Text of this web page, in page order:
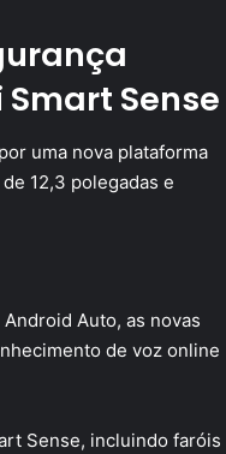
Sense
uma nova plataforma
12,3 polegadas e
Auto, as novas
de voz online
Sense, incluindo faróis